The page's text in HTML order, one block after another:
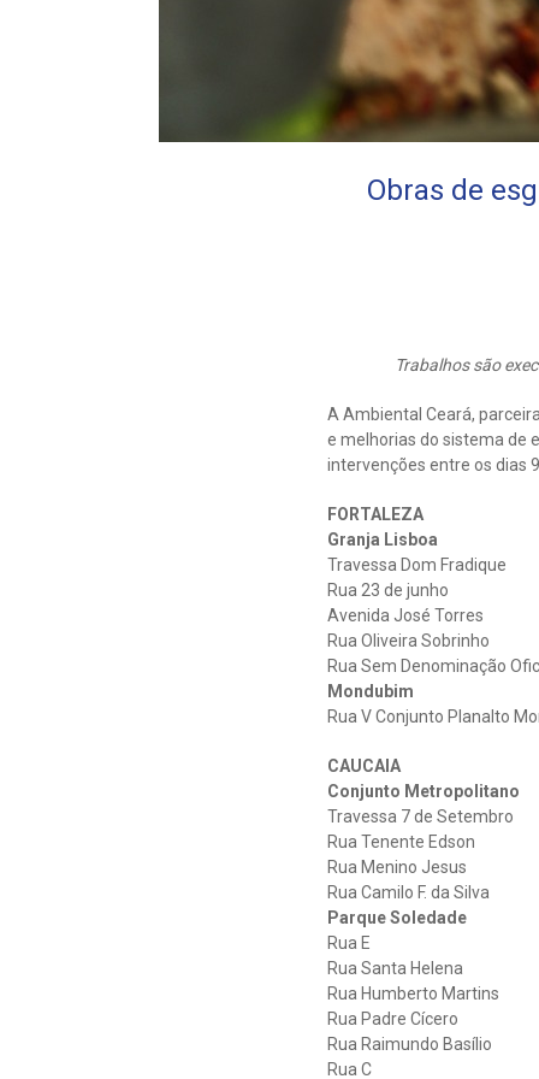
Obras de
Trabalhos são
A Ambiental Ceará,
e melhorias do sistema de
intervenções entre os dias
FORTALEZA
Granja Lisboa
Travessa Dom Fradique
Rua 23 de junho
Avenida José Torres
Rua Oliveira Sobrinho
Rua Sem Denominação
Mondubim
Rua V Conjunto Planalto
CAUCAIA
Conjunto Metropolitano
Travessa 7 de Setembro
Rua Tenente Edson
Rua Menino Jesus
Rua Camilo F. da Silva
Parque Soledade
Rua E
Rua Santa Helena
Rua Humberto Martins
Rua Padre Cícero
Rua Raimundo Basílio
Rua C